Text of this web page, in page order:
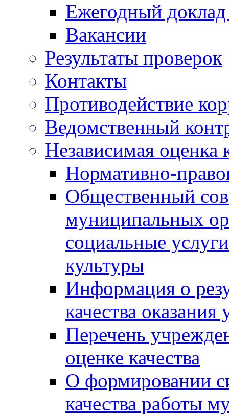
Ежегодный
Вакансии
Результаты проверок
Контакты
Противодействие
Ведомственный
Независимая оценка
Нормативно-
Общественный
муниципальных
социальные
культуры
Информация о
качества оказания
Перечень
оценке качества
О формировании
качества работы